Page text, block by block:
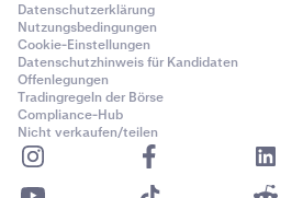
Datenschutzerklärung
Nutzungsbedingungen
Cookie-Einstellungen
Datenschutzhinweis für Kandidaten
Offenlegungen
Tradingregeln der Börse
Compliance-Hub
Nicht verkaufen/teilen